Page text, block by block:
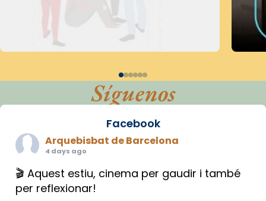
Síguenos
Facebook
Arquebisbat de Barcelona
4 days ago
🎬 Aquest estiu, cinema per gaudir i també
per reflexionar!